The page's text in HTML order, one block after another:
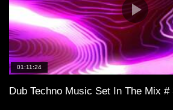
01:11:24
Dub Techno Music Set In The Mix #